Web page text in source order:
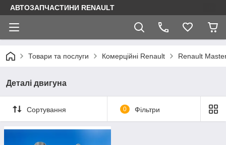
АВТОЗАПЧАСТИНИ RENAULT
Товари та послуги Комерційні Renault Renault
Деталі двигуна
Сортування 0 Фільтри